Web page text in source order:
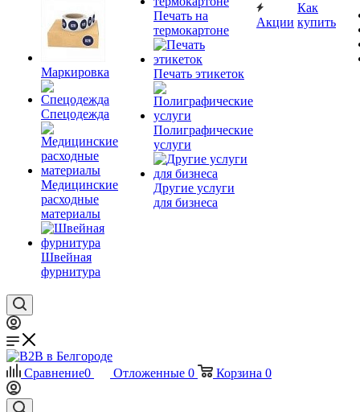
Маркировка
Спецодежда
Медицинские
расходные
материалы
Швейная
фурнитура
Печать на
термокартоне
Печать этикеток
Полиграфические
услуги
Другие услуги
для бизнеса
Акции
Как
купить
Сравнение0 Отложенные 0 Корзина 0